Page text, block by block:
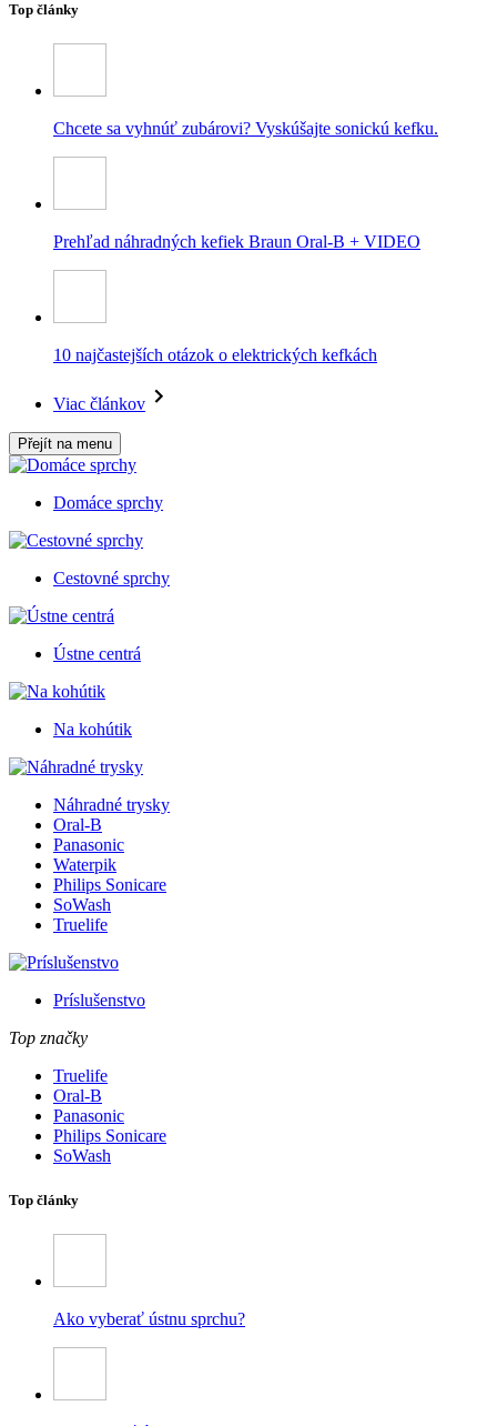
Top články
Chcete sa vyhnúť zubárovi? Vyskúšajte sonickú kefku.
Prehľad náhradných kefiek Braun Oral-B + VIDEO
10 najčastejších otázok o elektrických kefkách
Viac článkov
Přejít na menu
Domáce sprchy
Cestovné sprchy
Ústne centrá
Na kohútik
Náhradné trysky
Oral-B
Panasonic
Waterpik
Philips Sonicare
SoWash
Truelife
Príslušenstvo
Top značky
Truelife
Oral-B
Panasonic
Philips Sonicare
SoWash
Top články
Ako vyberať ústnu sprchu?